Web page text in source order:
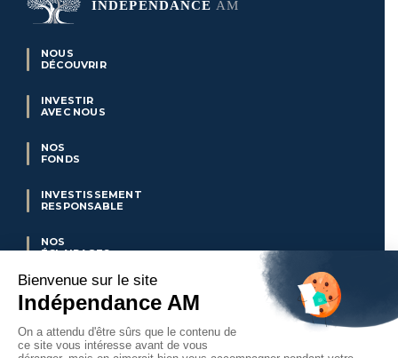
NOUS
DÉCOUVRIR
INVESTIR
AVEC NOUS
NOS
FONDS
INVESTISSEMENT
RESPONSABLE
NOS
ÉCLAIRAGES
CLUB
VALUE
NOS
ACTUALITÉS